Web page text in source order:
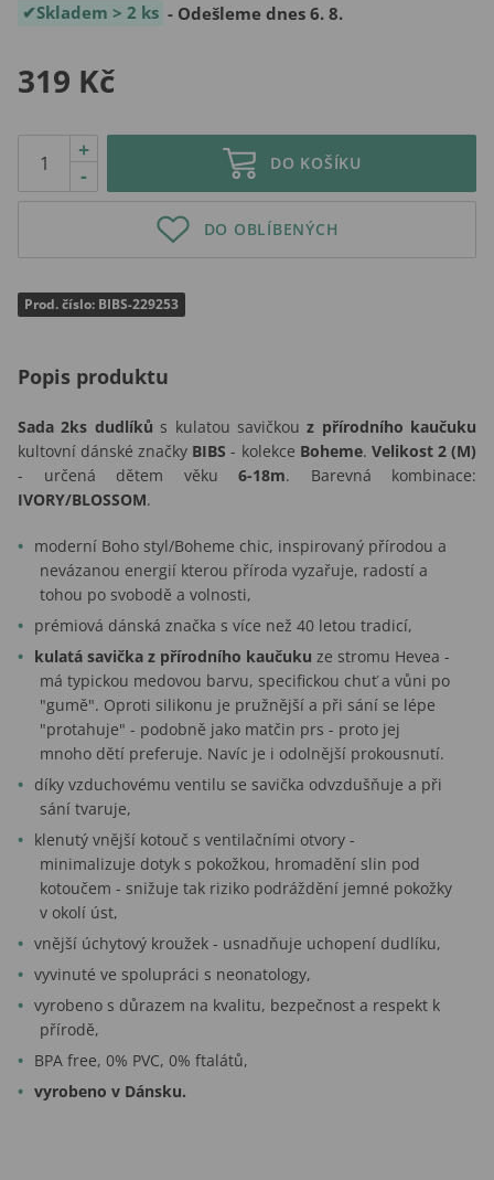
Skladem > 2 ks - Odešleme dnes 6. 8.
319 Kč
-
+
DO KOŠÍKU
DO OBLÍBENÝCH
Prod. číslo: BIBS-229253
Popis produktu
Sada 2ks dudlíků s kulatou savičkouz přírodního kaučuku
kultovní dánské značky BIBS - kolekce Boheme. Velikost 2 (M)
- určená dětem věku 6-18m. Barevná kombinace:
IVORY/BLOSSOM.
moderní Boho styl/Boheme chic, inspirovaný přírodou a
nevázanou energií kterou příroda vyzařuje, radostí a
tohou po svobodě a volnosti,
prémiová dánská značka s více než 40 letou tradicí,
kulatá savička z přírodního kaučuku ze stromu Hevea -
má typickou medovou barvu, specifickou chuť a vůni po
"gumě". Oproti silikonu je pružnější a při sání se lépe
"protahuje" - podobně jako matčin prs - proto jej
mnoho dětí preferuje. Navíc je i odolnější prokousnutí.
díky vzduchovému ventilu se savička odvzdušňuje a při
sání tvaruje,
klenutý vnější kotouč s ventilačními otvory -
minimalizuje dotyk s pokožkou, hromadění slin pod
kotoučem - snižuje tak riziko podráždění jemné pokožky
v okolí úst,
vnější úchytový kroužek - usnadňuje uchopení dudlíku,
vyvinuté ve spolupráci s neonatology,
vyrobeno s důrazem na kvalitu, bezpečnost a respekt k
přírodě,
BPA free, 0% PVC, 0% ftalátů,
vyrobeno v Dánsku.